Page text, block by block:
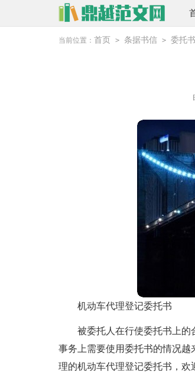
当前位置： 首页 > 条据书信 > 委托书
机动车代理登记委托书
被委托人在行使委托书上的
事务上需要使用委托书的情况
理的机动车代理登记委托书，欢